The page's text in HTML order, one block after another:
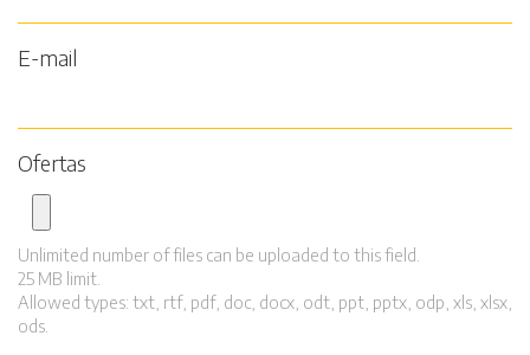
E-mail
Ofertas
Unlimited number of files can be uploaded to this field.
25 MB limit.
Allowed types: txt, rtf, pdf, doc, docx, odt, ppt, pptx, odp, xls, xlsx,
ods.